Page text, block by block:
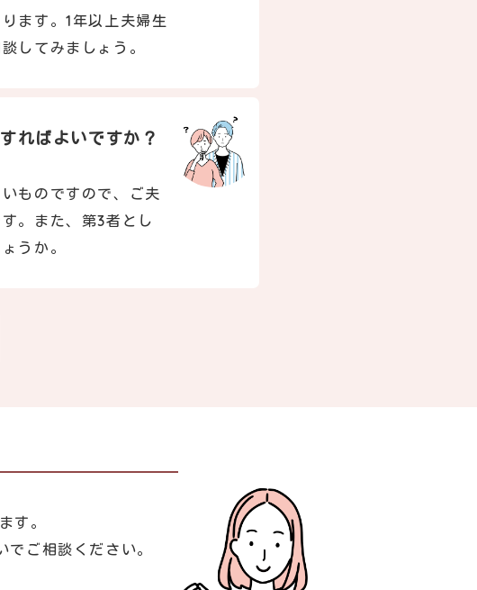
ます。1年以上夫婦生
してみましょう。
ればよいですか？
ものですので、ご夫
。また、第3者とし
うか。
す。
ご相談ください。